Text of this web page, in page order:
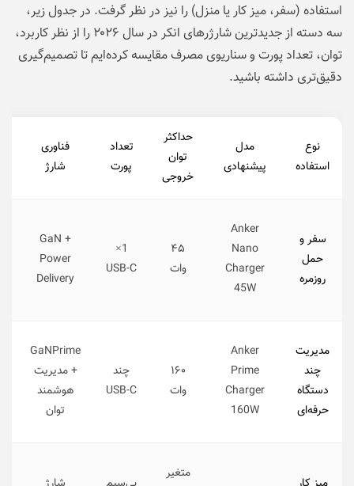
استفاده (سفر، میز کار یا منزل) را نیز در نظر گرفت. در جدول زیر،
سه دسته از جدیدترین شارژرهای انکر در سال ۲۰۲۶ را از نظر کاربرد،
توان، تعداد پورت و سناریوی مصرف مقایسه کرده‌ایم تا تصمیم‌گیری
دقیق‌تری داشته باشید.
نوع
استفاده
مدل
پیشنهادی
حداکثر
توان
خروجی
تعداد
پورت
فناوری
شارژ
سفر و
حمل
روزمره
Anker
Nano
Charger
45W
۴۵
وات
1×
USB-C
GaN +
Power
Delivery
مدیریت
چند
دستگاه
حرفه‌ای
Anker
Prime
Charger
160W
۱۶۰
وات
چند
USB-C
GaNPrime
+ مدیریت
هوشمند
توان
متغیر